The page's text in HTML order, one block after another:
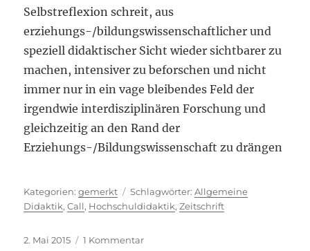
Selbstreflexion schreit, aus
erziehungs-/bildungswissenschaftlicher und
speziell didaktischer Sicht wieder sichtbarer zu
machen, intensiver zu beforschen und nicht
immer nur in ein vage bleibendes Feld der
irgendwie interdisziplinären Forschung und
gleichzeitig an den Rand der
Erziehungs-/Bildungswissenschaft zu drängen
Kategorien
gemerkt Schlagwörter
Allgemeine
Didaktik,Call, Hochschuldidaktik,Zeitschrift
Veröffentlicht
2. Mai 2015 1 Kommentarzu